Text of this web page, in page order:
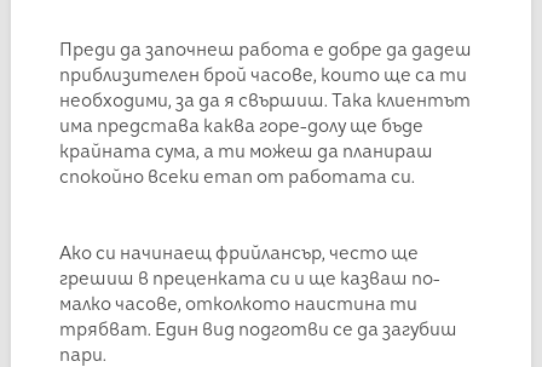
Преди да започнеш работа е добре да дадеш
приблизителен брой часове, които ще са ти
необходими, за да я свършиш. Така клиентът
има представа каква горе-долу ще бъде
крайната сума, а ти можеш да планираш
спокойно всеки етап от работата си.
Ако си начинаещ фрийлансър, често ще
грешиш в преценката си и ще казваш по-
малко часове, отколкото наистина ти
трябват. Един вид подготви се да загубиш
пари.